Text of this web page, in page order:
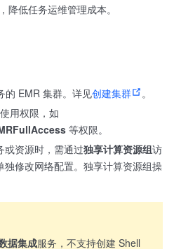
低任务运维管理成本。
的 EMR 集群。详见创建集群
。
用权限，如
等权限。
或资源时，需通过独享计算资源组访
独修改网络配置。独享计算资源组操
据集成服务，不支持创建 Shell